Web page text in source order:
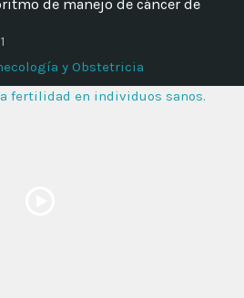
de manejo de cáncer de
y Obstetricia